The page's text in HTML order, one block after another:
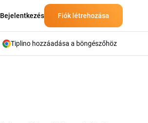
Bejelentkezés Fiók létrehozása
Tiplino hozzáadása a böngészőhöz